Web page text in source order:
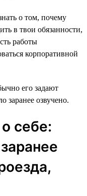
о том, почему
в твои обязанности,
работы
корпоративной
его задают
заранее озвучено.
себе: